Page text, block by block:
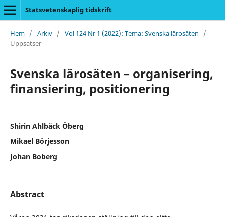
Statsvetenskaplig tidskrift
Hem / Arkiv / Vol 124 Nr 1 (2022): Tema: Svenska lärosäten
/
Uppsatser
Svenska lärosäten – organisering,
finansiering, positionering
Shirin Ahlbäck Öberg
Mikael Börjesson
Johan Boberg
Abstract